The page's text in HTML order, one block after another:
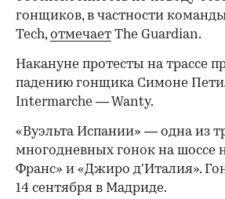
гонщиков, в частности
Tech,отмечает The Guardian.
Накануне протесты на трассе
падению гонщика Симоне
Intermarche — Wanty.
«Вуэльта Испании» — одна из
многодневных гонок на шоссе
Франс» и «Джиро д'Италия».
14 сентября в Мадриде.